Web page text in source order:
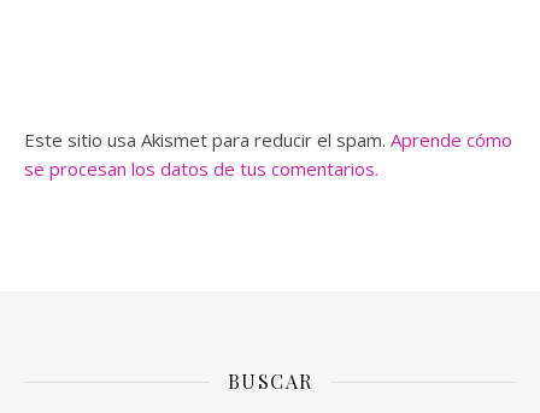
Este sitio usa Akismet para reducir el spam. Aprende cómo
se procesan los datos de tus comentarios.
BUSCAR